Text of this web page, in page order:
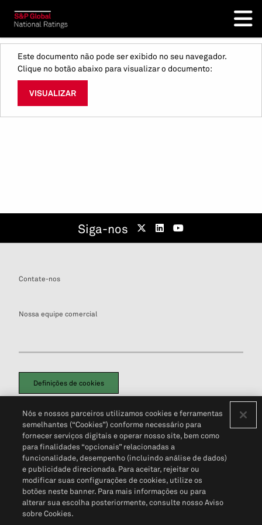
Este documento não pode ser exibido no seu navegador.
Clique no botão abaixo para visualizar o documento:
VISUALIZAR
Siga-nos
Contate-nos
Nossa equipe comercial
Definições de cookies
Política de PrivacidadePortal de privacidade do cliente (em inglês)
Não Venda Minhas Informações Pessoais© 2026 S&P Global
Nós e nossos parceiros utilizamos cookies e ferramentas
semelhantes (“Cookies”) conforme necessário para
fornecer serviços digitais e operar nosso site, bem como
para finalidades “opcionais” relacionadas a
funcionalidade, desempenho (incluindo análise de dados)
e publicidade direcionada. Para aceitar, rejeitar ou
modificar suas configurações de cookies, utilize os
botões neste banner. Para mais informações ou para
alterar sua escolha posteriormente, consulte nosso Aviso
sobre Cookies.